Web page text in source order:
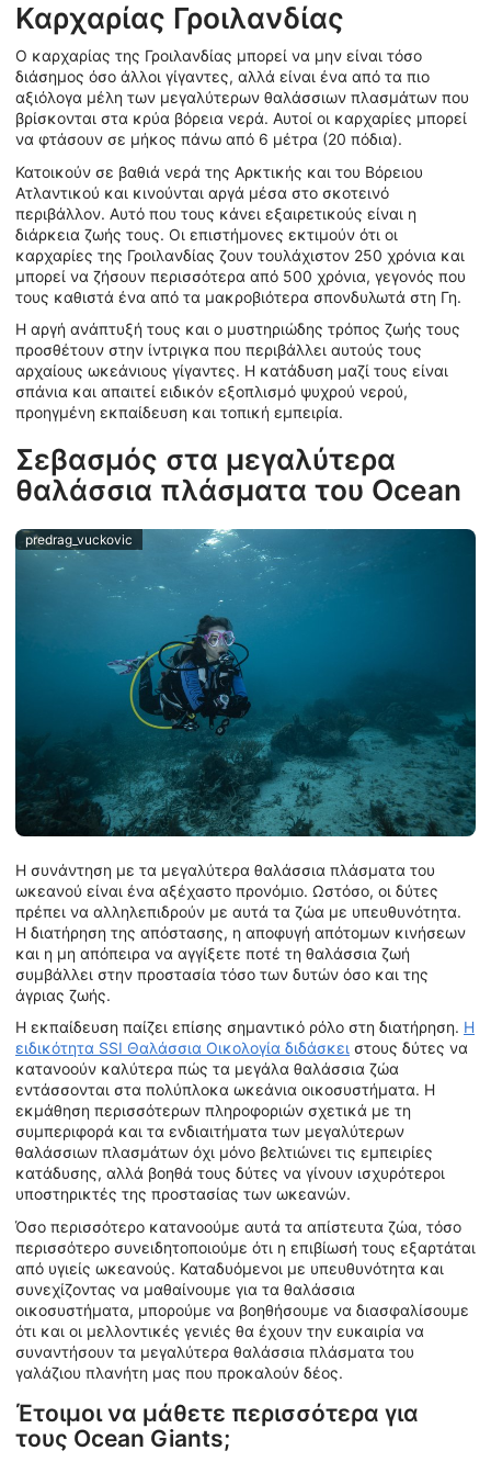
Καρχαρίας Γροιλανδίας
Ο καρχαρίας της Γροιλανδίας μπορεί να μην είναι τόσο
διάσημος όσο άλλοι γίγαντες, αλλά είναι ένα από τα πιο
αξιόλογα μέλη των μεγαλύτερων θαλάσσιων πλασμάτων που
βρίσκονται στα κρύα βόρεια νερά. Αυτοί οι καρχαρίες μπορεί
να φτάσουν σε μήκος πάνω από 6 μέτρα (20 πόδια).
Κατοικούν σε βαθιά νερά της Αρκτικής και του Βόρειου
Ατλαντικού και κινούνται αργά μέσα στο σκοτεινό
περιβάλλον. Αυτό που τους κάνει εξαιρετικούς είναι η
διάρκεια ζωής τους. Οι επιστήμονες εκτιμούν ότι οι
καρχαρίες της Γροιλανδίας ζουν τουλάχιστον 250 χρόνια και
μπορεί να ζήσουν περισσότερα από 500 χρόνια, γεγονός που
τους καθιστά ένα από τα μακροβιότερα σπονδυλωτά στη Γη.
Η αργή ανάπτυξή τους και ο μυστηριώδης τρόπος ζωής τους
προσθέτουν στην ίντριγκα που περιβάλλει αυτούς τους
αρχαίους ωκεάνιους γίγαντες. Η κατάδυση μαζί τους είναι
σπάνια και απαιτεί ειδικόν εξοπλισμό ψυχρού νερού,
προηγμένη εκπαίδευση και τοπική εμπειρία.
Σεβασμός στα μεγαλύτερα
θαλάσσια πλάσματα του Ocean
predrag_vuckovic
Η συνάντηση με τα μεγαλύτερα θαλάσσια πλάσματα του
ωκεανού είναι ένα αξέχαστο προνόμιο. Ωστόσο, οι δύτες
πρέπει να αλληλεπιδρούν με αυτά τα ζώα με υπευθυνότητα.
Η διατήρηση της απόστασης, η αποφυγή απότομων κινήσεων
και η μη απόπειρα να αγγίξετε ποτέ τη θαλάσσια ζωή
συμβάλλει στην προστασία τόσο των δυτών όσο και της
άγριας ζωής.
Η εκπαίδευση παίζει επίσης σημαντικό ρόλο στη διατήρηση. Η
ειδικότητα SSI Θαλάσσια Οικολογία διδάσκει στους δύτες να
κατανοούν καλύτερα πώς τα μεγάλα θαλάσσια ζώα
εντάσσονται στα πολύπλοκα ωκεάνια οικοσυστήματα. Η
εκμάθηση περισσότερων πληροφοριών σχετικά με τη
συμπεριφορά και τα ενδιαιτήματα των μεγαλύτερων
θαλάσσιων πλασμάτων όχι μόνο βελτιώνει τις εμπειρίες
κατάδυσης, αλλά βοηθά τους δύτες να γίνουν ισχυρότεροι
υποστηρικτές της προστασίας των ωκεανών.
Όσο περισσότερο κατανοούμε αυτά τα απίστευτα ζώα, τόσο
περισσότερο συνειδητοποιούμε ότι η επιβίωσή τους εξαρτάται
από υγιείς ωκεανούς. Καταδυόμενοι με υπευθυνότητα και
συνεχίζοντας να μαθαίνουμε για τα θαλάσσια
οικοσυστήματα, μπορούμε να βοηθήσουμε να διασφαλίσουμε
ότι και οι μελλοντικές γενιές θα έχουν την ευκαιρία να
συναντήσουν τα μεγαλύτερα θαλάσσια πλάσματα του
γαλάζιου πλανήτη μας που προκαλούν δέος.
Έτοιμοι να μάθετε περισσότερα για
τους Ocean Giants;